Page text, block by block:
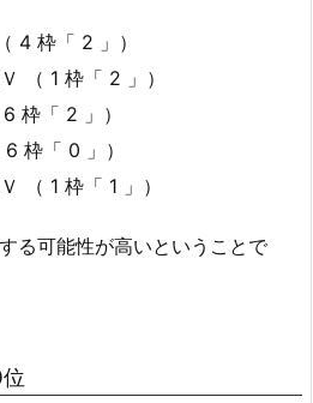
4 枠「 2 」）
（ 1 枠「 2 」）
枠「 2 」）
枠「 0 」）
（ 1 枠「 1 」）
る可能性が高いということで